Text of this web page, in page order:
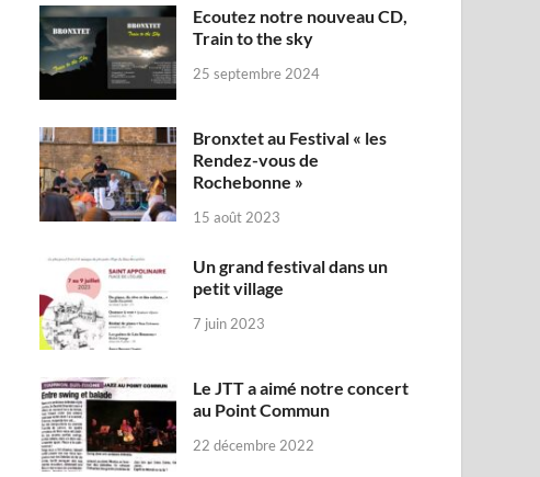
Ecoutez notre nouveau CD,
Train to the sky
25 septembre 2024
Bronxtet au Festival « les
Rendez-vous de
Rochebonne »
15 août 2023
Un grand festival dans un
petit village
7 juin 2023
Le JTT a aimé notre concert
au Point Commun
22 décembre 2022